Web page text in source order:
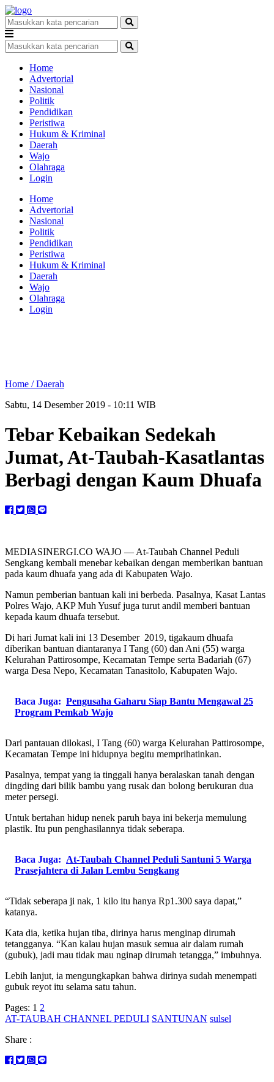
Home
Advertorial
Nasional
Politik
Pendidikan
Peristiwa
Hukum & Kriminal
Daerah
Wajo
Olahraga
Login
Home
Advertorial
Nasional
Politik
Pendidikan
Peristiwa
Hukum & Kriminal
Daerah
Wajo
Olahraga
Login
Home /Daerah
Sabtu, 14 Desember 2019 - 10:11 WIB
Tebar Kebaikan Sedekah
Jumat, At-Taubah-Kasatlantas
Berbagi dengan Kaum Dhuafa
MEDIASINERGI.CO WAJO — At-Taubah Channel Peduli
Sengkang kembali menebar kebaikan dengan memberikan bantuan
pada kaum dhuafa yang ada di Kabupaten Wajo.
Namun pemberian bantuan kali ini berbeda. Pasalnya, Kasat Lantas
Polres Wajo, AKP Muh Yusuf juga turut andil memberi bantuan
kepada kaum dhuafa tersebut.
Di hari Jumat kali ini 13 Desember 2019, tigakaum dhuafa
diberikan bantuan diantaranya I Tang (60) dan Ani (55) warga
Kelurahan Pattirosompe, Kecamatan Tempe serta Badariah (67)
warga Desa Nepo, Kecamatan Tanasitolo, Kabupaten Wajo.
Baca Juga: Pengusaha Gaharu Siap Bantu Mengawal 25
Program Pemkab Wajo
Dari pantauan dilokasi, I Tang (60) warga Kelurahan Pattirosompe,
Kecamatan Tempe ini hidupnya begitu memprihatinkan.
Pasalnya, tempat yang ia tinggali hanya beralaskan tanah dengan
dingding dari bilik bambu yang rusak dan bolong berukuran dua
meter persegi.
Untuk bertahan hidup nenek paruh baya ini bekerja memulung
plastik. Itu pun penghasilannya tidak seberapa.
Baca Juga: At-Taubah Channel Peduli Santuni 5 Warga
Prasejahtera di Jalan Lembu Sengkang
“Tidak seberapa ji nak, 1 kilo itu hanya Rp1.300 saya dapat,”
katanya.
Kata dia, ketika hujan tiba, dirinya harus menginap dirumah
tetangganya. “Kan kalau hujan masuk semua air dalam rumah
(gubuk), jadi mau tidak mau nginap dirumah tetangga,” imbuhnya.
Lebih lanjut, ia mengungkapkan bahwa dirinya sudah menempati
gubuk reyot itu selama satu tahun.
Pages: 1 2
AT-TAUBAH CHANNEL PEDULI SANTUNAN sulsel
Share :